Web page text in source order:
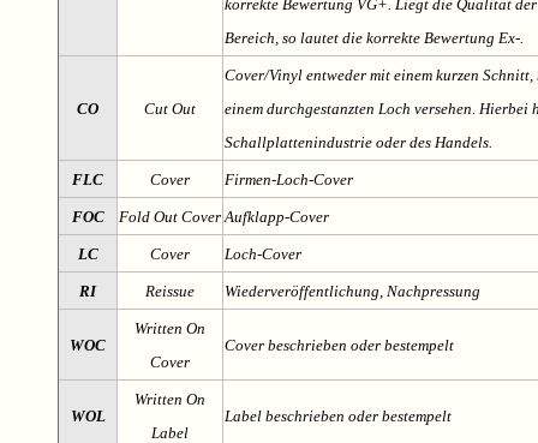
korrekte Bewertung VG+. Liegt die Qualität
Bereich, so lautet die korrekte Bewertung Ex-.
CO Cut Out
Cover/Vinyl entweder mit einem kurzen
einem durchgestanzten Loch versehen. Hierbei
Schallplattenindustrie oder des Handels.
FLC Cover Firmen-Loch-Cover
FOC Fold Out Cover Aufklapp-Cover
LC Cover Loch-Cover
RI Reissue Wiederveröffentlichung, Nachpressung
WOC
Written On
Cover
Cover beschrieben oder bestempelt
WOL
Written On
Label
Label beschrieben oder bestempelt